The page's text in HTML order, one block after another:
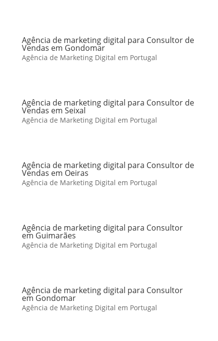
Agência de marketing digital para Consultor de
Vendas em Gondomar
Agência de Marketing Digital em Portugal
Agência de marketing digital para Consultor de
Vendas em Seixal
Agência de Marketing Digital em Portugal
Agência de marketing digital para Consultor de
Vendas em Oeiras
Agência de Marketing Digital em Portugal
Agência de marketing digital para Consultor
em Guimarães
Agência de Marketing Digital em Portugal
Agência de marketing digital para Consultor
em Gondomar
Agência de Marketing Digital em Portugal